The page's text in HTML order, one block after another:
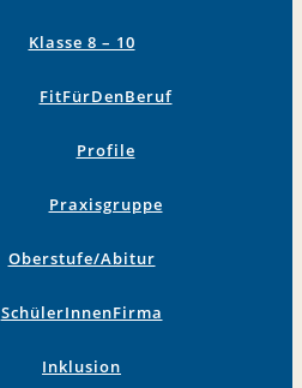
Klasse 8 – 10
FitFürDenBeruf
Profile
Praxisgruppe
Oberstufe/Abitur
SchülerInnenFirma
Inklusion